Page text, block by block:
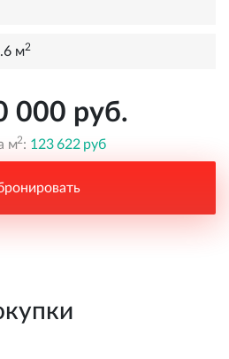
м2
000 руб.
м2: 123 622 руб